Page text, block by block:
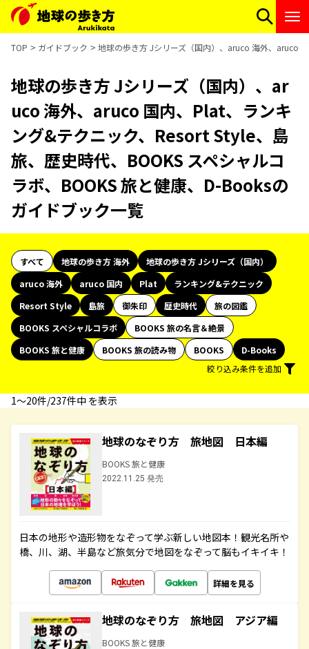
TOP ガイドブック 地球の歩き方 Jシリーズ（国内）、aruco 海外、aruco
地球の歩き方 Jシリーズ（国内）、ar
uco 海外、aruco 国内、Plat、ランキ
ング&テクニック、Resort Style、島
旅、歴史時代、BOOKS スペシャルコ
ラボ、BOOKS 旅と健康、D-Booksの
ガイドブック一覧
すべて 地球の歩き方 海外
地球の歩き方 Jシリーズ（国内）
aruco 海外
aruco 国内 Plat
ランキング&テクニック
Resort Style
島旅 御朱印 歴史時代
旅の図鑑
BOOKS スペシャルコラボ
BOOKS 旅の名言＆絶景
BOOKS 旅と健康
BOOKS 旅の読み物 BOOKS
D-Books
絞り込み条件を追加
1〜20件/237件中 を表示
地球のなぞり方 旅地図 日本編
BOOKS 旅と健康
2022.11.25 発売
日本の地形や造形物をなぞって学ぶ新しい地図本！観光名所や
橋、川、湖、半島など旅気分で地図をなぞって脳もイキイキ！
詳細を見る
地球のなぞり方 旅地図 アジア編
BOOKS 旅と健康